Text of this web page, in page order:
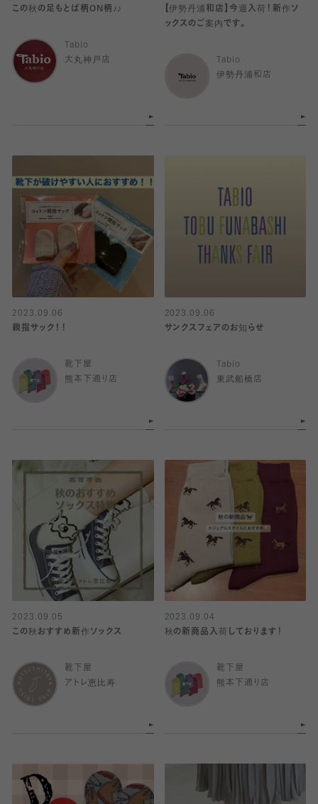
この秋の足もとば柄ON柄♪♪
Tabio
大丸神戸店
【伊勢丹浦和店】今週入荷！新作ソ
ックスのご案内です。
Tabio
伊勢丹浦和店
2023.09.06
親指サック！！
靴下屋
熊本下通り店
2023.09.06
サンクスフェアのお知らせ
Tabio
東武船橋店
2023.09.05
この秋おすすめ新作ソックス
靴下屋
アトレ恵比寿
2023.09.04
秋の新商品入荷しております！
靴下屋
熊本下通り店